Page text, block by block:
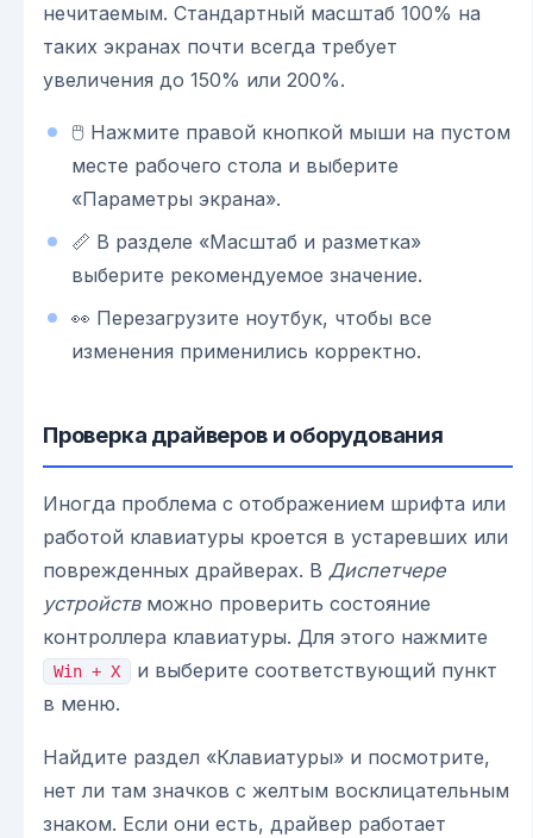
нечитаемым. Стандартный масштаб 100% на
таких экранах почти всегда требует
увеличения до 150% или 200%.
🖱️ Нажмите правой кнопкой мыши на пустом
месте рабочего стола и выберите
«Параметры экрана».
📏 В разделе «Масштаб и разметка»
выберите рекомендуемое значение.
👀 Перезагрузите ноутбук, чтобы все
изменения применились корректно.
Проверка драйверов и оборудования
Иногда проблема с отображением шрифта или
работой клавиатуры кроется в устаревших или
поврежденных драйверах. В Диспетчере
устройствможно проверить состояние
контроллера клавиатуры. Для этого нажмите
Win + X
и выберите соответствующий пункт
в меню.
Найдите раздел «Клавиатуры» и посмотрите,
нет ли там значков с желтым восклицательным
знаком. Если они есть, драйвер работает